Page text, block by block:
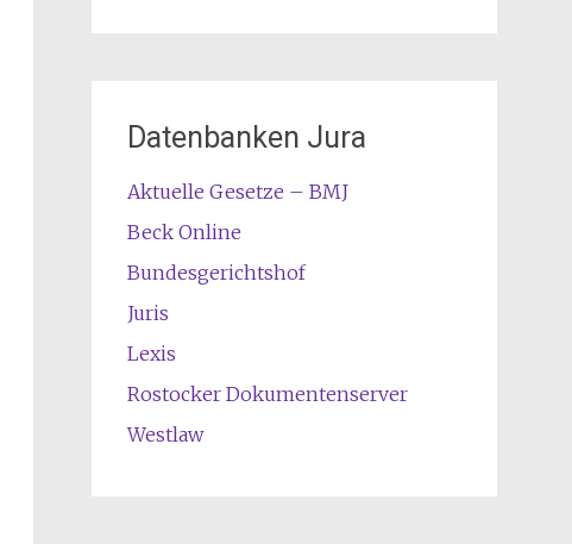
Datenbanken Jura
Aktuelle Gesetze – BMJ
Beck Online
Bundesgerichtshof
Juris
Lexis
Rostocker Dokumentenserver
Westlaw